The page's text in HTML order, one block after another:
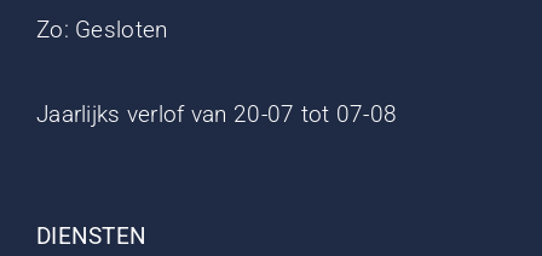
Zo: Gesloten
Jaarlijks verlof van 20-07 tot 07-08
DIENSTEN